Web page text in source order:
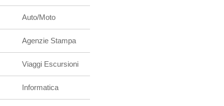
Auto/Moto
Agenzie Stampa
Viaggi Escursioni
Informatica